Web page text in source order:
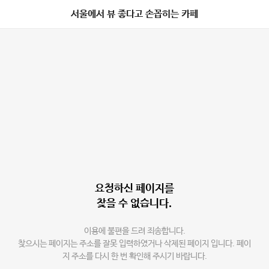
서울에서 뷰 좋다고 손꼽히는 카페
요청하신 페이지를
찾을 수 없습니다.
이용에 불편을 드려 죄송합니다.
찾으시는 페이지는 주소를 잘못 입력하였거나 삭제된 페이지 입니다. 페이
지 주소를 다시 한 번 확인해 주시기 바랍니다.